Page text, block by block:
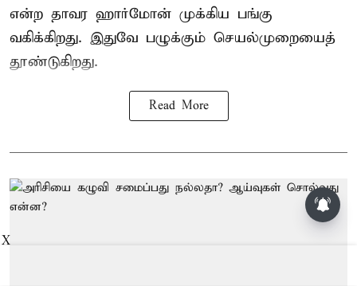
என்ற தாவர ஹார்மோன் முக்கிய பங்கு
வகிக்கிறது. இதுவே பழுக்கும் செயல்முறையைத்
தூண்டுகிறது.
Read More
X
ஸ்ரீரங்கம் பரமபத நாதர்